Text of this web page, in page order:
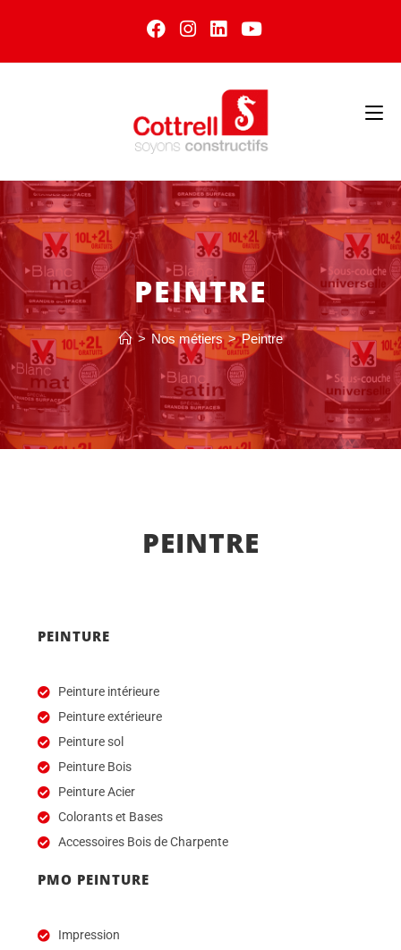
PEINTRE
> Nos métiers > Peintre
PEINTRE
PEINTURE
Peinture intérieure
Peinture extérieure
Peinture sol
Peinture Bois
Peinture Acier
Colorants et Bases
Accessoires Bois de Charpente
PMO PEINTURE
Impression